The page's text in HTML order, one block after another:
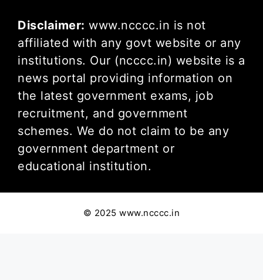
Disclaimer: www.ncccc.in is not
affiliated with any govt website or any
institutions. Our (ncccc.in) website is a
news portal providing information on
the latest government exams, job
recruitment, and government
schemes. We do not claim to be any
government department or
educational institution.
© 2025 www.ncccc.in